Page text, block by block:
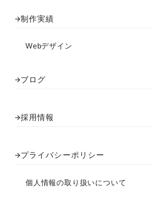
制作実績
Webデザイン
ブログ
採用情報
プライバシーポリシー
個人情報の取り扱いについて